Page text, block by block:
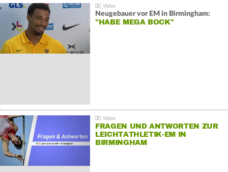
Neugebauer vor EM in Birmingham:
"HABE MEGA BOCK"
FRAGEN UND ANTWORTEN ZUR
LEICHTATHLETIK-EM IN
BIRMINGHAM